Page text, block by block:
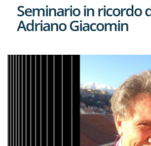
Seminario in ricordo
Adriano Giacomin